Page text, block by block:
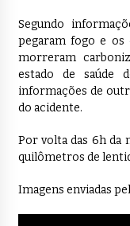
Segundo
pegaram fogo e os
morreram
estado de saúde
informações de
do acidente.
Por volta das 6h da
quilômetros de
Imagens enviadas